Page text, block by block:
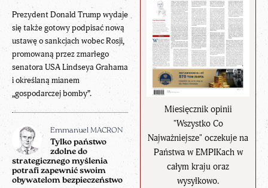
Miesięcznik opinii
"Wszystko Co
Najważniejsze" oczekuje na
Państwa w EMPIKach w
całym kraju oraz
wysyłkowo.
Prezydent Donald Trump wydaje
się także gotowy podpisać nową
ustawę o sankcjach wobec Rosji,
promowaną przez zmarłego
senatora USA Lindseya Grahama
i określaną mianem
„gospodarczej bomby”.
Emmanuel MACRON
Tylko państwo
zdolne do
strategicznego myślenia
potrafi zapewnić swoim
obywatelom bezpieczeństwo